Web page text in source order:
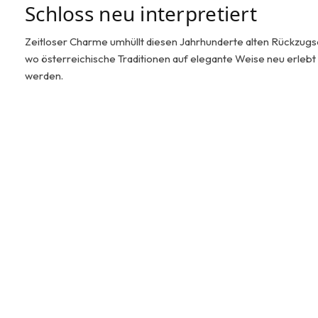
Schloss neu interpretiert
Zeitloser Charme umhüllt diesen Jahrhunderte alten
wo österreichische Traditionen auf elegante Weise neu erlebt
werden.